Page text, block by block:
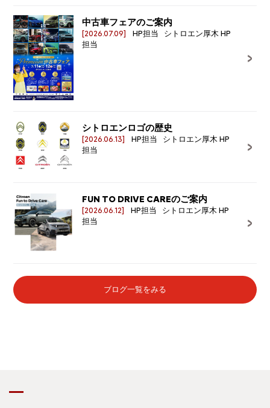
中古車フェアのご案内
[2026.07.09]
HP担当 シトロエン厚木 HP
担当
シトロエンロゴの歴史
[2026.06.13]
HP担当 シトロエン厚木 HP
担当
FUN TO DRIVE CAREのご案内
[2026.06.12]
HP担当 シトロエン厚木 HP
担当
ブログ一覧をみる